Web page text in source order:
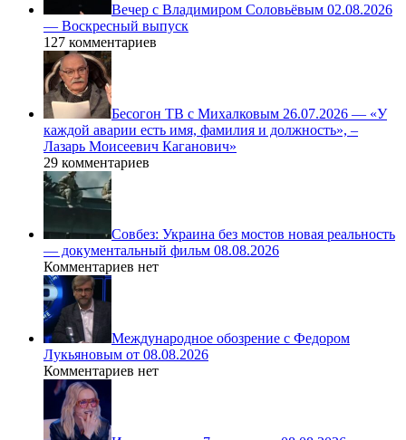
Вечер с Владимиром Соловьёвым 02.08.2026
— Воскресный выпуск
127 комментариев
Бесогон ТВ с Михалковым 26.07.2026 — «У
каждой аварии есть имя, фамилия и должность», –
Лазарь Моисеевич Каганович»
29 комментариев
Совбез: Украина без мостов новая реальность
— документальный фильм 08.08.2026
Комментариев нет
Международное обозрение с Федором
Лукьяновым от 08.08.2026
Комментариев нет